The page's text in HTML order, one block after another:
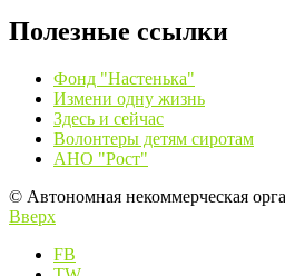
Полезные ссылки
Фонд "Настенька"
Измени одну жизнь
Здесь и сейчас
Волонтеры детям сиротам
АНО "Рост"
© Автономная некоммерческая
Вверх
FB